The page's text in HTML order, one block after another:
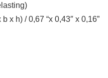
x h) / 0,67 “x 0,43″ x 0,16”